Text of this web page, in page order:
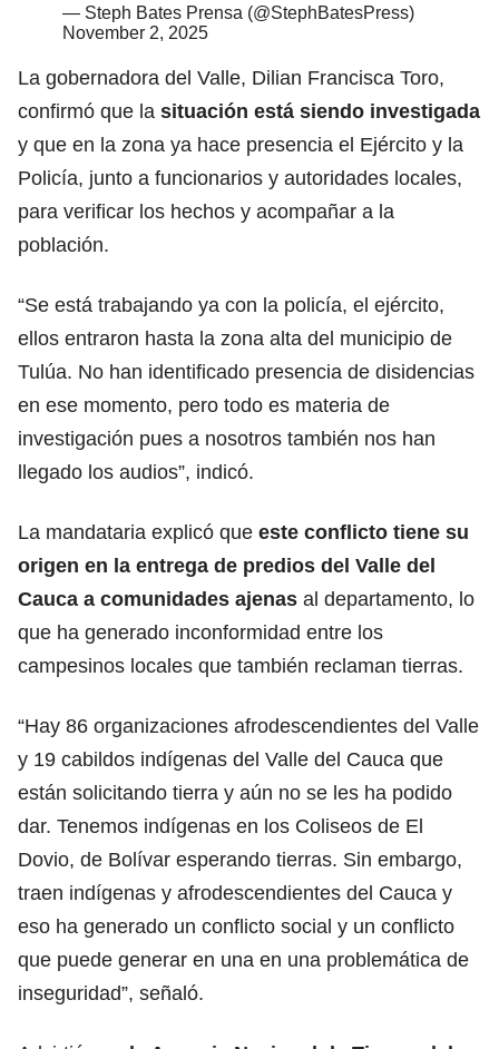
— Steph Bates Prensa (@StephBatesPress)
November 2, 2025
La gobernadora del Valle, Dilian Francisca Toro,
confirmó que la situación está siendo investigada
y que en la zona ya hace presencia el Ejército y la
Policía, junto a funcionarios y autoridades locales,
para verificar los hechos y acompañar a la
población.
“Se está trabajando ya con la policía, el ejército,
ellos entraron hasta la zona alta del municipio de
Tulúa. No han identificado presencia de disidencias
en ese momento, pero todo es materia de
investigación pues a nosotros también nos han
llegado los audios”, indicó.
La mandataria explicó que este conflicto tiene su
origen en la entrega de predios del Valle del
Cauca a comunidades ajenas al departamento, lo
que ha generado inconformidad entre los
campesinos locales que también reclaman tierras.
“Hay 86 organizaciones afrodescendientes del Valle
y 19 cabildos indígenas del Valle del Cauca que
están solicitando tierra y aún no se les ha podido
dar. Tenemos indígenas en los Coliseos de El
Dovio, de Bolívar esperando tierras. Sin embargo,
traen indígenas y afrodescendientes del Cauca y
eso ha generado un conflicto social y un conflicto
que puede generar en una en una problemática de
inseguridad”, señaló.